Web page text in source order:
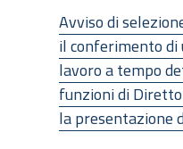
Avviso di
il conferimento di
lavoro a tempo
funzioni di
la presentazione